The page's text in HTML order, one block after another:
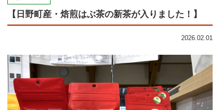
【日野町産・焙煎はぶ茶の新茶が入りました！】
2026.02.01